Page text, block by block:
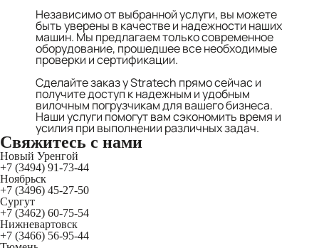
Независимо от выбранной услуги, вы можете
быть уверены в качестве и надежности наших
машин. Мы предлагаем только современное
оборудование, прошедшее все необходимые
проверки и сертификации.
Сделайте заказ у Stratech прямо сейчас и
получите доступ к надежным и удобным
вилочным погрузчикам для вашего бизнеса.
Наши услуги помогут вам сэкономить время и
усилия при выполнении различных задач.
Свяжитесь с нами
Новый Уренгой
+7 (3494) 91-73-44
Ноябрьск
+7 (3496) 45-27-50
Сургут
+7 (3462) 60-75-54
Нижневартовск
+7 (3466) 56-95-44